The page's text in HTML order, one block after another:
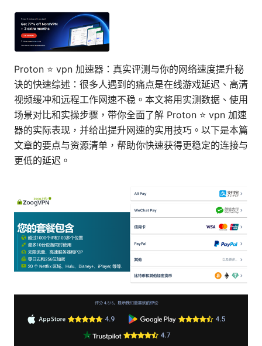
Proton ⭐ vpn 加速器：真实评测与你的网络速度提升秘
诀的快速综述：很多人遇到的痛点是在线游戏延迟、高清
视频缓冲和远程工作网速不稳。本文将用实测数据、使用
场景对比和实操步骤，带你全面了解 Proton ⭐ vpn 加速
器的实际表现，并给出提升网速的实用技巧。以下是本篇
文章的要点与资源清单，帮助你快速获得更稳定的连接与
更低的延迟。